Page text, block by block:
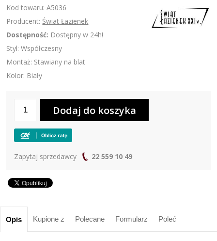
Kod towaru: A5036
Producent:Świat Łazienek
Dostępność: Dostępny w 24h!
Styl: Współczesny
Montaż: Stawiany na blat
Kolor: Biały
Zapytaj sprzedawcy 22 559 10 49
Opis Kupione z Polecane Formularz Poleć